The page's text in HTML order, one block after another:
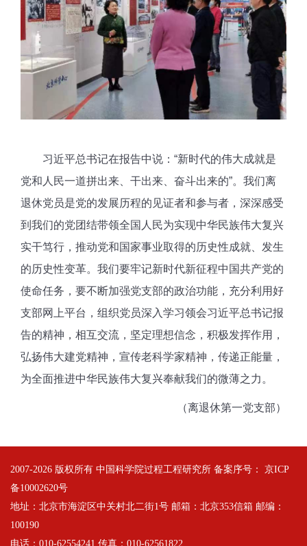
习近平总书记在报告中说：“新时代的伟大成就是
党和人民一道拼出来、干出来、奋斗出来的”。我们离
退休党员是党的发展历程的见证者和参与者，深深感受
到我们的党团结带领全国人民为实现中华民族伟大复兴
实干笃行，推动党和国家事业取得的历史性成就、发生
的历史性变革。我们要牢记新时代新征程中国共产党的
使命任务，要不断加强党支部的政治功能，充分利用好
支部网上平台，组织党员深入学习领会习近平总书记报
告的精神，相互交流，坚定理想信念，积极发挥作用，
弘扬伟大建党精神，宣传老科学家精神，传递正能量，
为全面推进中华民族伟大复兴奉献我们的微薄之力。
（离退休第一党支部）
2007-2026 版权所有 中国科学院过程工程研究所 备案序号： 京ICP
备10002620号
地址：北京市海淀区中关村北二街1号 邮箱：北京353信箱 邮编：
100190
电话：010-62554241 传真：010-62561822